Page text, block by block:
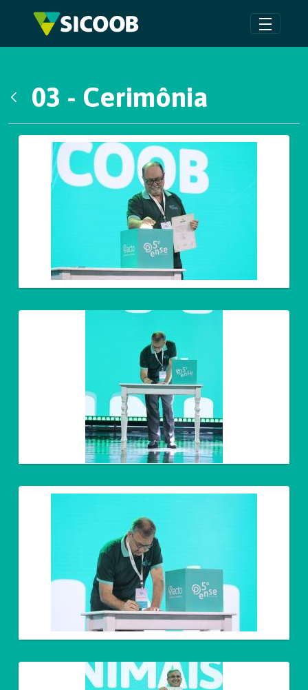
Pular para o Conteúdo principal
03 - Cerimônia
Galeria de Mídias